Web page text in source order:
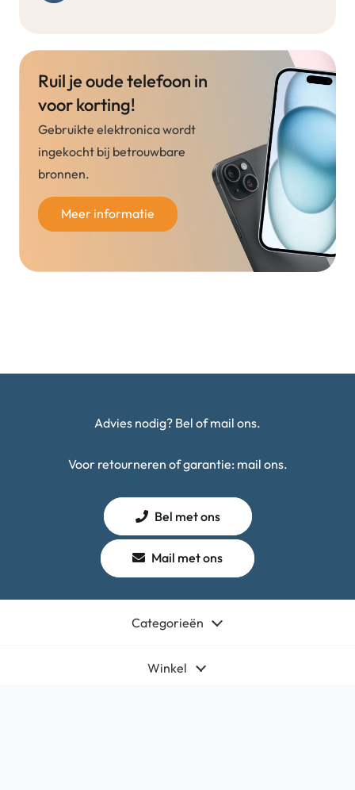
Ruil je oude telefoon in
voor korting!
Gebruikte elektronica wordt
ingekocht bij betrouwbare
bronnen.
Meer informatie
Advies nodig? Bel of mail ons.
Voor retourneren of garantie: mail ons.
Bel met ons
Mail met ons
Categorieën
Winkel